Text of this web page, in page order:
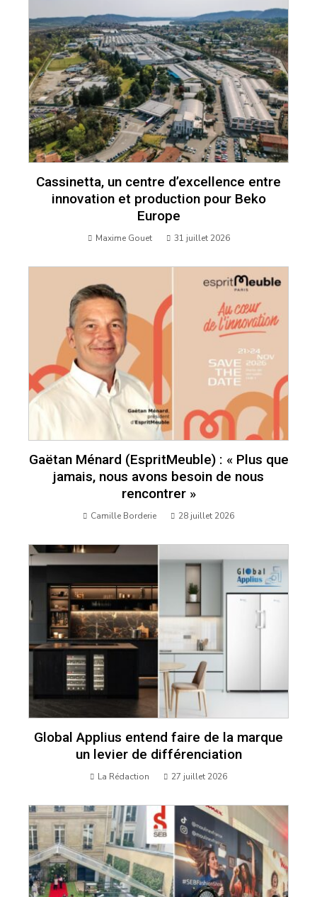
Cassinetta, un centre d’excellence entre
innovation et production pour Beko
Europe
Maxime Gouet 31 juillet 2026
Gaëtan Ménard (EspritMeuble) : « Plus que
jamais, nous avons besoin de nous
rencontrer »
Camille Borderie 28 juillet 2026
Global Applius entend faire de la marque
un levier de différenciation
La Rédaction 27 juillet 2026